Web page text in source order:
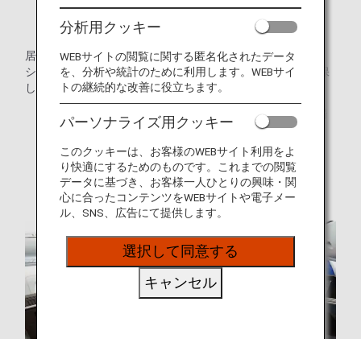
居住性と機能性を追求した新しいファーストクラスシート。
シートのドアと個室型のシェルによりプライベート感を確保
しながら、ゆとりある特別な空間でお過ごしいただけます。
* 運航する機材や座席仕様などは予告なく変更となる場
合がございます。
* 画像はイメージです。
分析用クッキー
WEBサイトの閲覧に関する匿名化されたデータ
を、分析や統計のために利用します。WEBサイ
トの継続的な改善に役立ちます。
パーソナライズ用クッキー
このクッキーは、お客様のWEBサイト利用をよ
り快適にするためのものです。これまでの閲覧
データに基づき、お客様一人ひとりの興味・関
心に合ったコンテンツをWEBサイトや電子メー
ル、SNS、広告にて提供します。
選択して同意する
キャンセル